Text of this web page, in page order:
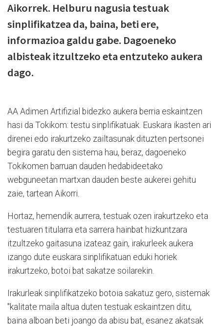
Aikorrek. Helburu nagusia testuak
sinplifikatzea da, baina, beti ere,
informazioa galdu gabe. Dagoeneko
albisteak itzultzeko eta entzuteko aukera
dago.
AA Adimen Artifizial bidezko aukera berria eskaintzen
hasi da Tokikom: testu sinplifikatuak. Euskara ikasten ari
direnei edo irakurtzeko zailtasunak dituzten pertsonei
begira garatu den sistema hau, beraz, dagoeneko
Tokikomen barruan dauden hedabideetako
webguneetan martxan dauden beste aukerei gehitu
zaie, tartean Aikorri.
Hortaz, hemendik aurrera, testuak ozen irakurtzeko eta
testuaren titularra eta sarrera hainbat hizkuntzara
itzultzeko gaitasuna izateaz gain, irakurleek aukera
izango dute euskara sinplifikatuan eduki horiek
irakurtzeko, botoi bat sakatze soilarekin.
Irakurleak sinplifikatzeko botoia sakatuz gero, sistemak
"kalitate maila altua duten testuak eskaintzen ditu,
baina alboan beti joango da abisu bat, esanez akatsak